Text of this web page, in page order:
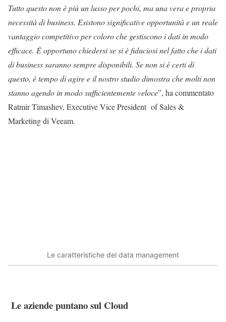
Tutto questo non è più un lusso per pochi, ma una vera e propria
necessità di business. Esistono significative opportunità e un reale
vantaggio competitivo per coloro che gestiscono i dati in modo
efficace. È opportuno chiedersi se si è fiduciosi nel fatto che i dati
di business saranno sempre disponibili. Se non si è certi di
questo, è tempo di agire e il nostro studio dimostra che molti non
stanno agendo in modo sufficientemente veloce”, ha commentato
Ratmir Timashev, Executive Vice President of Sales &
Marketing di Veeam.
Le caratteristiche del data management
Le aziende puntano sul Cloud